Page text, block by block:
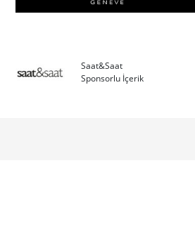
Saat&Saat
Sponsorlu İçerik